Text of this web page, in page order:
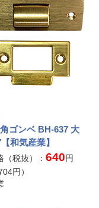
ゴンベ BH-637 大
和気産業】
（税抜）：640円
円）